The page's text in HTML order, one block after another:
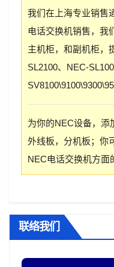
我们在上海专业销售
电话交换机销售，我
主机柜，和副机柜，
SL2100、NEC-
为你的NEC设备，添
外线板，分机板；你
NEC电话交换机方面
联络我们